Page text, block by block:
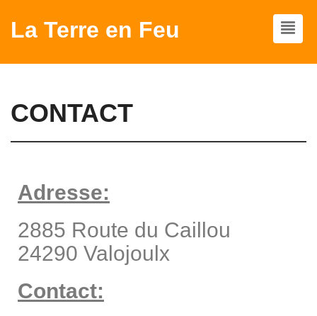
La Terre en Feu
CONTACT
Adresse:
2885 Route du Caillou
24290 Valojoulx
Contact: